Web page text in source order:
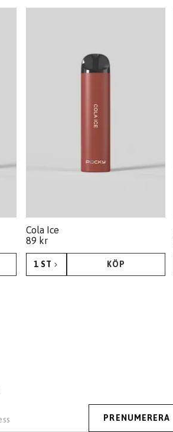
Cola Ice
89 kr
1 ST
KÖP
KÖP
PRENUMERERA